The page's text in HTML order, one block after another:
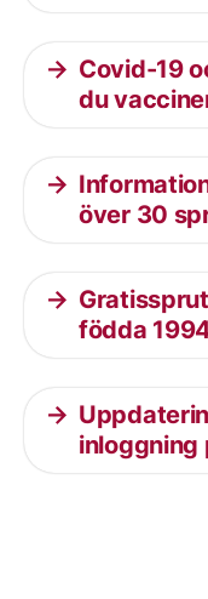
Covid-19
du
över 30
födda
inloggning